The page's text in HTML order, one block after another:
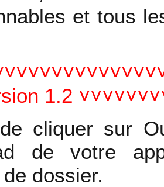
et tous
1.2
cliquer sur
de votre
dossier.